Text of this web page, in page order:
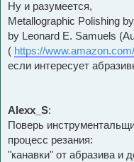
Ну и разумеется,
Metallographic Polishing
by Leonard E. Samuels
( https://
если интересует
Alexx_S:
Поверь
процесс резания:
"канавки" от абразива и